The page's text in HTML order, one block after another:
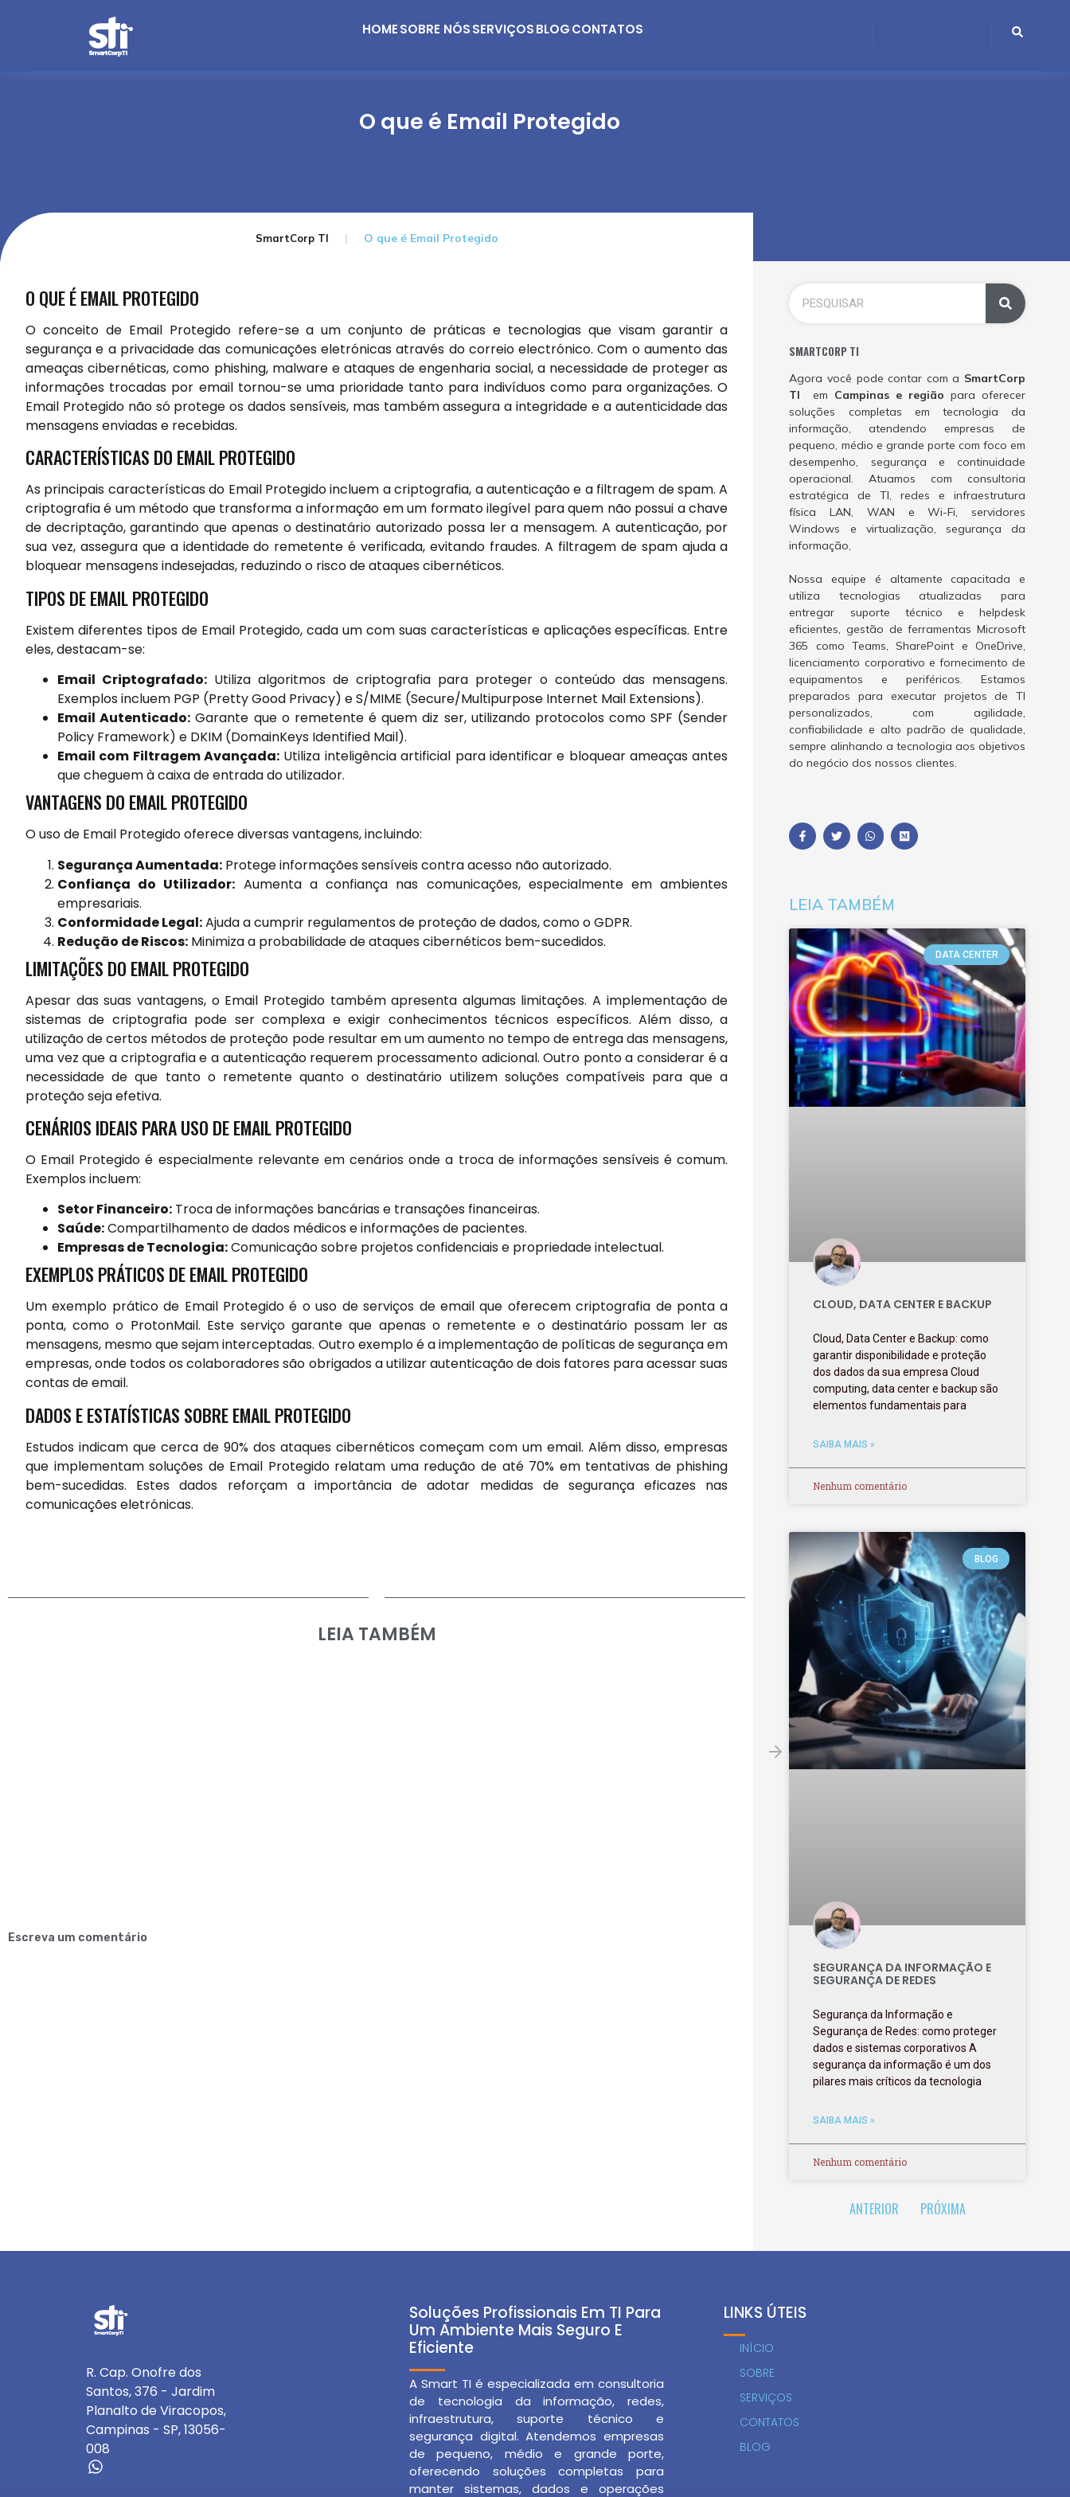
HOMESOBRE NÓSSERVIÇOSBLOGCONTATOS
O que é Email Protegido
SmartCorp TI O que é Email Protegido
O QUE É EMAIL PROTEGIDO
O conceito de Email Protegido refere-se a um conjunto de práticas e tecnologias que visam garantir a
segurança e a privacidade das comunicações eletrónicas através do correio electrónico. Com o aumento das
ameaças cibernéticas, como phishing, malware e ataques de engenharia social, a necessidade de proteger as
informações trocadas por email tornou-se uma prioridade tanto para indivíduos como para organizações. O
Email Protegido não só protege os dados sensíveis, mas também assegura a integridade e a autenticidade das
mensagens enviadas e recebidas.
CARACTERÍSTICAS DO EMAIL PROTEGIDO
As principais características do Email Protegido incluem a criptografia, a autenticação e a filtragem de spam. A
criptografia é um método que transforma a informação em um formato ilegível para quem não possui a chave
de decriptação, garantindo que apenas o destinatário autorizado possa ler a mensagem. A autenticação, por
sua vez, assegura que a identidade do remetente é verificada, evitando fraudes. A filtragem de spam ajuda a
bloquear mensagens indesejadas, reduzindo o risco de ataques cibernéticos.
TIPOS DE EMAIL PROTEGIDO
Existem diferentes tipos de Email Protegido, cada um com suas características e aplicações específicas. Entre
eles, destacam-se:
Email Criptografado: Utiliza algoritmos de criptografia para proteger o conteúdo das mensagens.
Exemplos incluem PGP (Pretty Good Privacy) e S/MIME (Secure/Multipurpose Internet Mail Extensions).
Email Autenticado: Garante que o remetente é quem diz ser, utilizando protocolos como SPF (Sender
Policy Framework) e DKIM (DomainKeys Identified Mail).
Email com Filtragem Avançada: Utiliza inteligência artificial para identificar e bloquear ameaças antes
que cheguem à caixa de entrada do utilizador.
VANTAGENS DO EMAIL PROTEGIDO
O uso de Email Protegido oferece diversas vantagens, incluindo:
Segurança Aumentada: Protege informações sensíveis contra acesso não autorizado.
Confiança do Utilizador: Aumenta a confiança nas comunicações, especialmente em ambientes
empresariais.
Conformidade Legal:Ajuda a cumprir regulamentos de proteção de dados, como o GDPR.
Redução de Riscos: Minimiza a probabilidade de ataques cibernéticos bem-sucedidos.
LIMITAÇÕES DO EMAIL PROTEGIDO
Apesar das suas vantagens, o Email Protegido também apresenta algumas limitações. A implementação de
sistemas de criptografia pode ser complexa e exigir conhecimentos técnicos específicos. Além disso, a
utilização de certos métodos de proteção pode resultar em um aumento no tempo de entrega das mensagens,
uma vez que a criptografia e a autenticação requerem processamento adicional. Outro ponto a considerar é a
necessidade de que tanto o remetente quanto o destinatário utilizem soluções compatíveis para que a
proteção seja efetiva.
CENÁRIOS IDEAIS PARA USO DE EMAIL PROTEGIDO
O Email Protegido é especialmente relevante em cenários onde a troca de informações sensíveis é comum.
Exemplos incluem:
Setor Financeiro: Troca de informações bancárias e transações financeiras.
Saúde:Compartilhamento de dados médicos e informações de pacientes.
Empresas de Tecnologia:Comunicação sobre projetos confidenciais e propriedade intelectual.
EXEMPLOS PRÁTICOS DE EMAIL PROTEGIDO
Um exemplo prático de Email Protegido é o uso de serviços de email que oferecem criptografia de ponta a
ponta, como o ProtonMail. Este serviço garante que apenas o remetente e o destinatário possam ler as
mensagens, mesmo que sejam interceptadas. Outro exemplo é a implementação de políticas de segurança em
empresas, onde todos os colaboradores são obrigados a utilizar autenticação de dois fatores para acessar suas
contas de email.
DADOS E ESTATÍSTICAS SOBRE EMAIL PROTEGIDO
Estudos indicam que cerca de 90% dos ataques cibernéticos começam com um email. Além disso, empresas
que implementam soluções de Email Protegido relatam uma redução de até 70% em tentativas de phishing
bem-sucedidas. Estes dados reforçam a importância de adotar medidas de segurança eficazes nas
comunicações eletrónicas.
LEIA TAMBÉM
Escreva um comentário
SMARTCORP TI
Agora você pode contar com a SmartCorp
TI em Campinas e região para oferecer
soluções completas em tecnologia da
informação, atendendo empresas de
pequeno, médio e grande porte com foco em
desempenho, segurança e continuidade
operacional. Atuamos com consultoria
estratégica de TI, redes e infraestrutura
física LAN, WAN e Wi-Fi, servidores
Windows e virtualização, segurança da
informação,
Nossa equipe é altamente capacitada e
utiliza tecnologias atualizadas para
entregar suporte técnico e helpdesk
eficientes, gestão de ferramentas Microsoft
365 como Teams, SharePoint e OneDrive,
licenciamento corporativo e fornecimento de
equipamentos e periféricos. Estamos
preparados para executar projetos de TI
personalizados, com agilidade,
confiabilidade e alto padrão de qualidade,
sempre alinhando a tecnologia aos objetivos
do negócio dos nossos clientes.
LEIA TAMBÉM
DATA CENTER
CLOUD, DATA CENTER E BACKUP
Cloud, Data Center e Backup: como
garantir disponibilidade e proteção
dos dados da sua empresa Cloud
computing, data center e backup são
elementos fundamentais para
SAIBA MAIS »
Nenhum comentário
BLOG
SEGURANÇA DA INFORMAÇÃO E
SEGURANÇA DE REDES
Segurança da Informação e
Segurança de Redes: como proteger
dados e sistemas corporativos A
segurança da informação é um dos
pilares mais críticos da tecnologia
SAIBA MAIS »
Nenhum comentário
ANTERIOR PRÓXIMA
R. Cap. Onofre dos
Santos, 376 - Jardim
Planalto de Viracopos,
Campinas - SP, 13056-
008
Soluções Profissionais Em TI Para
Um Ambiente Mais Seguro E
Eficiente
A Smart TI é especializada em consultoria
de tecnologia da informação, redes,
infraestrutura, suporte técnico e
segurança digital. Atendemos empresas
de pequeno, médio e grande porte,
oferecendo soluções completas para
manter sistemas, dados e operações
LINKS ÚTEIS
INÍCIO
SOBRE
SERVIÇOS
CONTATOS
BLOG